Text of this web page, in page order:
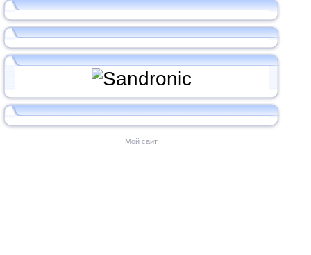
Мой сайт